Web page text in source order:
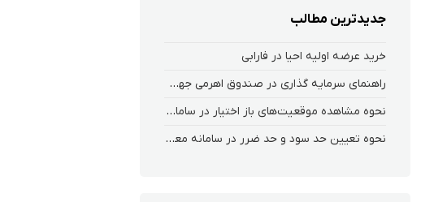
جدیدترین مطالب
خرید عرضه اولیه احیا در فارابی
راهنمای سرمایه گذاری در صندوق اهرمی جهش
نحوه‌ مشاهده‌ موقعیت‌های باز اختیار در سامانه هلیوم و نکست
نحوه تعیین حد سود و حد ضرر در سامانه معاملاتی کارگزاری فارابی